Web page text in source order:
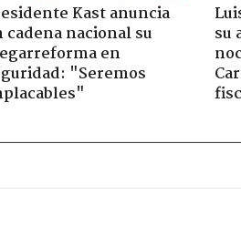
Kast anuncia
cadena nacional su
en
"Seremos
su